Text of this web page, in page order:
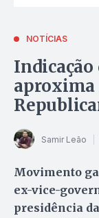
NOTÍCIAS
Indicação
aproxima
Samir Leão
Movimento
ex-vice-
presidência